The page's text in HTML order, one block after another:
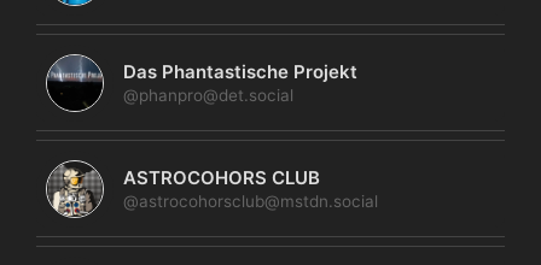
Das Phantastische Projekt
@phanpro@det.social
ASTROCOHORS CLUB
@astrocohorsclub@mstdn.social